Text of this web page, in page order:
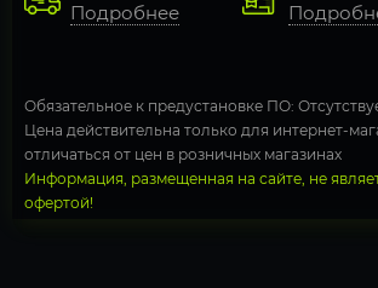
Подробнее
Обязательное к предустановке ПО:
Цена действительна только для интернет-
отличаться от цен в розничных магазинах
Информация, размещенная на сайте, не
офертой!